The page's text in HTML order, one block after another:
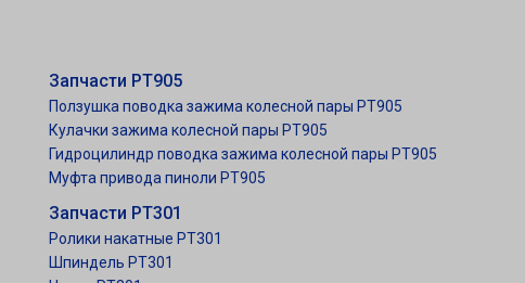
Запчасти РТ905
Ползушка поводка зажима колесной пары РТ905
Кулачки зажима колесной пары РТ905
Гидроцилиндр поводка зажима колесной пары РТ905
Муфта привода пиноли РТ905
Запчасти РТ301
Ролики накатные РТ301
Шпиндель РТ301